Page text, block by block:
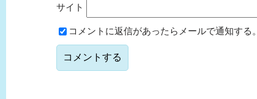
サイト
コメントに返信があったらメールで通知する。